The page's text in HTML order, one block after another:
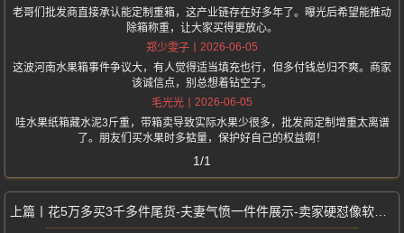
老哥们批发商直接承认能定制重箱，这产业链存在好多年了。曝光后希望能推动
除箱称重，让大家买得更放心。
郑少雯子
2026-06-05
这波河南水果箱事件争议大，有人觉得适当填充也行，但多付钱总归不爽。商家
该诚信点，别总想着钻空子。
毛光光
2026-06-05
哇水果纸箱藏水泥3斤重，带箱卖导致实际水果少很多，批发商定制增重太离谱
了。朋友们买水果时多掂量，保护好自己的权益啊！
1/1
花5万多买3千多件尾货-夫妻气愤一件件展示-卖家硬怼像软柿子一样拿捏我